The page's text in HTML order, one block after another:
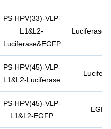
PS-HPV(33)-VLP-
L1&L2-
Luciferase&EGFP
PS-HPV(45)-VLP-
L1&L2-Luciferase
PS-HPV(45)-VLP-
L1&L2-EGFP
EGFP